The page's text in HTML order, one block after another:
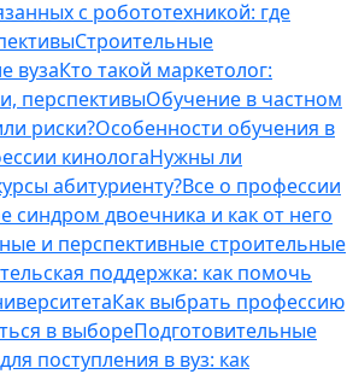
с робототехникой: где
Строительные
вузаКто такой маркетолог:
перспективыОбучение в частном
риски?Особенности обучения в
кинологаНужны ли
абитуриенту?Все о профессии
синдром двоечника и как от него
и перспективные строительные
поддержка: как помочь
Как выбрать профессию
в выбореПодготовительные
поступления в вуз: как